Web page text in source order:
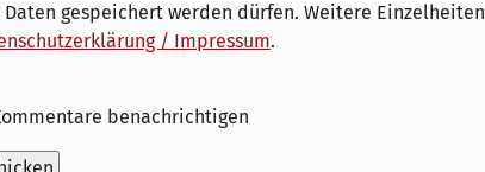
gespeichert werden dürfen. Weitere Einzelheiten
/ Impressum.
benachrichtigen